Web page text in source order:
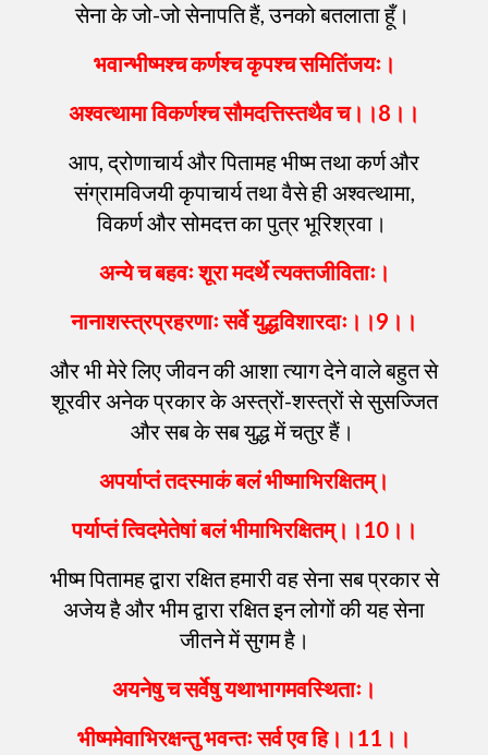
सेना के जो-जो सेनापति हैं, उनको बतलाता हूँ।
भवान्भीष्मश्चकर्णश्चकृपश्चसमितिंजयः।
अश्वत्थामाविकर्णश्चसौमदत्तिस्तथैवच।।8 ।।
आप, द्रोणाचार्य और पितामह भीष्म तथा कर्ण और
संग्रामविजयी कृपाचार्य तथा वैसे ही अश्वत्थामा,
विकर्ण और सोमदत्त का पुत्र भूरिश्रवा।
अन्येचबहवःशूरामदर्थेत्यक्तजीविताः।
नानाशस्त्रप्रहरणाःसर्वेयुद्धविशारदाः ।।9 ।।
और भी मेरे लिए जीवन की आशा त्याग देने वाले बहुत से
शूरवीर अनेक प्रकार के अस्त्रों-शस्त्रों से सुसज्जित
और सब के सब युद्ध में चतुर हैं।
अपर्याप्तंतदस्माकंबलंभीष्माभिरक्षितम्।
पर्याप्तंत्विदमेतेषांबलंभीमाभिरक्षितम्।। 10।।
भीष्म पितामह द्वारा रक्षित हमारी वह सेना सब प्रकार से
अजेय है और भीम द्वारा रक्षित इन लोगों की यह सेना
जीतने में सुगम है।
अयनेषुचसर्वेषुयथाभागमवस्थिताः ।
भीष्ममेवाभिरक्षन्तुभवन्तःसर्वएवहि।। 11 ।।